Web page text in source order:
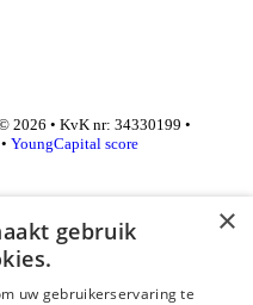
2026 • KvK nr: 34330199 •
• YoungCapital score
×
gebruik
uw gebruikerservaring te